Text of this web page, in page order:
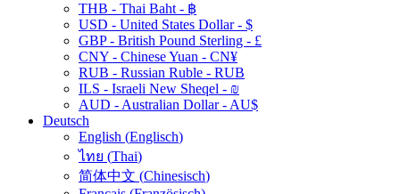
THB - Thai Baht - ฿
USD - United States Dollar - $
GBP - British Pound Sterling - £
CNY - Chinese Yuan - CN¥
RUB - Russian Ruble - RUB
ILS - Israeli New Sheqel - ₪
AUD - Australian Dollar - AU$
Deutsch
English (Englisch)
ไทย (Thai)
简体中文 (Chinesisch)